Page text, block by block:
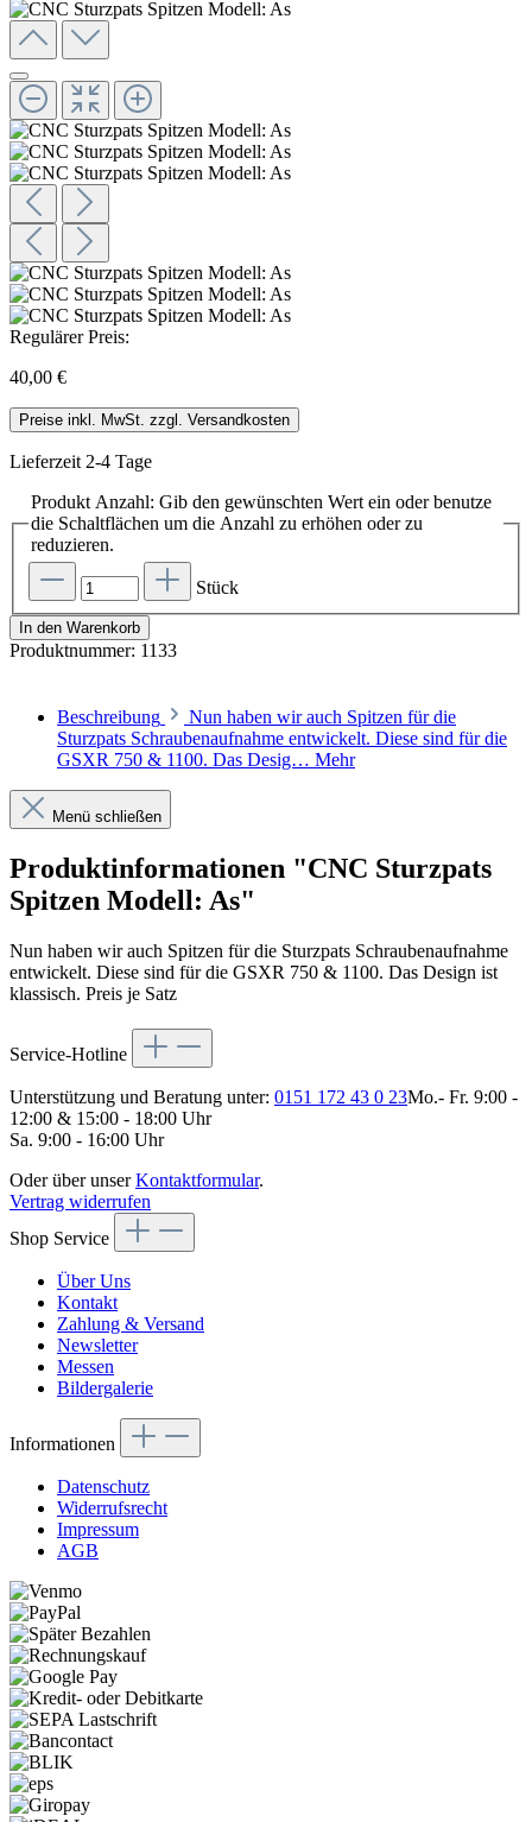
Regulärer Preis:
40,00 €
Preise inkl. MwSt. zzgl. Versandkosten
Lieferzeit 2-4 Tage
Produkt Anzahl: Gib den gewünschten Wert ein oder benutze
die Schaltflächen um die Anzahl zu erhöhen oder zu
reduzieren.
Stück
In den Warenkorb
Produktnummer: 1133
Beschreibung
Nun haben wir auch Spitzen für die
Sturzpats Schraubenaufnahme entwickelt. Diese sind für die
GSXR 750 & 1100. Das Desig… Mehr
Menü schließen
Produktinformationen "CNC Sturzpats
Spitzen Modell: As"
Nun haben wir auch Spitzen für die Sturzpats Schraubenaufnahme
entwickelt. Diese sind für die GSXR 750 & 1100. Das Design ist
klassisch. Preis je Satz
Service-Hotline
Unterstützung und Beratung unter: 0151 172 43 0 23Mo.- Fr. 9:00 -
12:00 & 15:00 - 18:00 Uhr
Sa. 9:00 - 16:00 Uhr
Oder über unserKontaktformular.
Vertrag widerrufen
Shop Service
Über Uns
Kontakt
Zahlung & Versand
Newsletter
Messen
Bildergalerie
Informationen
Datenschutz
Widerrufsrecht
Impressum
AGB